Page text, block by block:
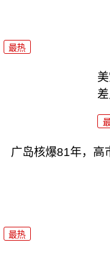
最热
广岛核爆81年，高
最热